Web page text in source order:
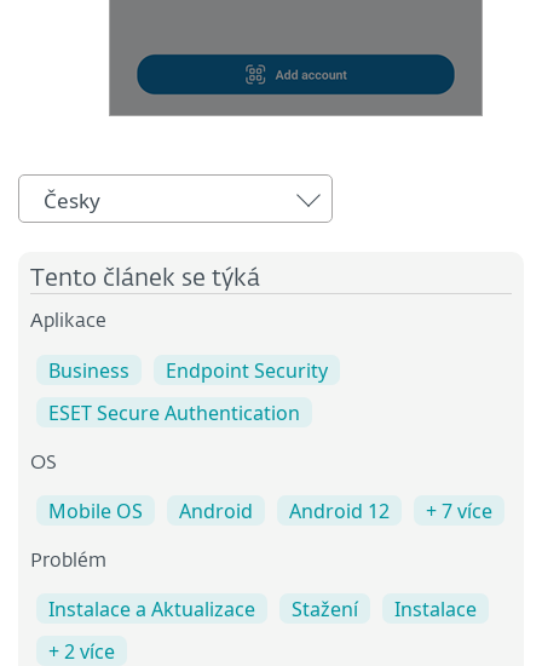
Česky
Tento článek se týká
Aplikace
Business
Endpoint Security
ESET Secure Authentication
OS
Mobile OS Android Android 12 + 7 více
Problém
Instalace a Aktualizace Stažení
Instalace
+ 2 více